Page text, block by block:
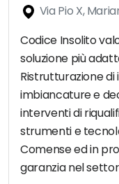
Via Pio X,
Codice Insolito
soluzione più
Ristrutturazione
imbiancature e
interventi di
strumenti e
Comense ed in
garanzia nel